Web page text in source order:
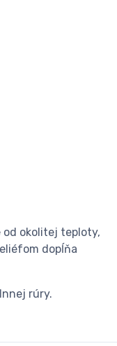
od okolitej teploty,
dopĺňa
rúry.